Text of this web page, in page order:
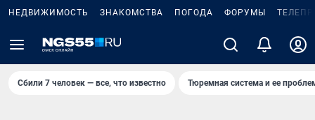
НЕДВИЖИМОСТЬ ЗНАКОМСТВА ПОГОДА ФОРУМЫ
Сбили 7 человек — все, что известно Тюремная система и ее